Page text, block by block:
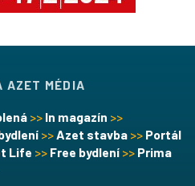
AZET MÉDIA
>> In magazín >>
>>Azet stavba >> Portál
Life >> Free bydlení >> Prima